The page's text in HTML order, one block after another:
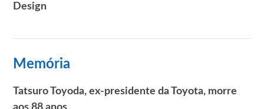
Design
Memória
Tatsuro Toyoda, ex-presidente da Toyota, morre